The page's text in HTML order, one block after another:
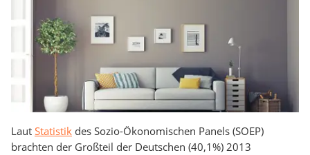
Laut Statistik des Sozio-Ökonomischen Panels (SOEP)
brachten der Großteil der Deutschen (40,1%) 2013